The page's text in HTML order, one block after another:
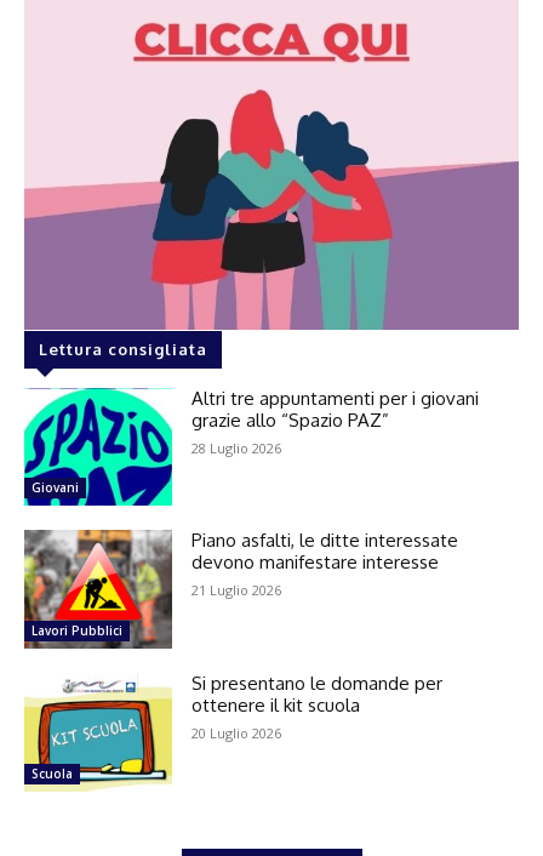
Lettura consigliata
Giovani
Altri tre appuntamenti per i giovani
grazie allo “Spazio PAZ”
28 Luglio 2026
Lavori Pubblici
Piano asfalti, le ditte interessate
devono manifestare interesse
21 Luglio 2026
Scuola
Si presentano le domande per
ottenere il kit scuola
20 Luglio 2026